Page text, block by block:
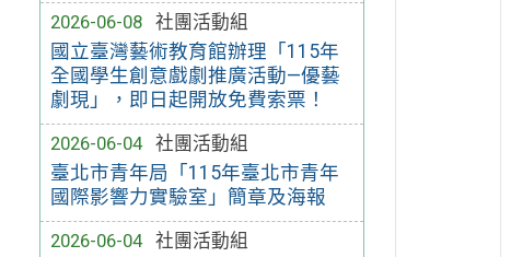
2026-06-08
社團活動組
國立臺灣藝術教育館辦理「115年
全國學生創意戲劇推廣活動—優藝
劇現」，即日起開放免費索票！
2026-06-04
社團活動組
臺北市青年局「115年臺北市青年
國際影響力實驗室」簡章及海報
2026-06-04
社團活動組